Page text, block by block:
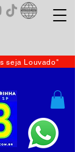
seja Louvado"